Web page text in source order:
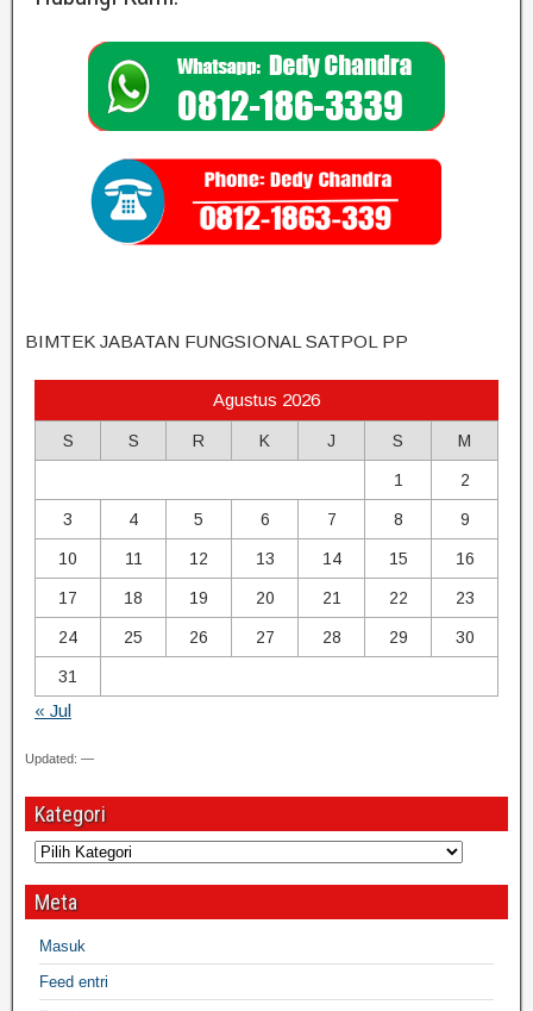
BIMTEK JABATAN FUNGSIONAL SATPOL PP
Agustus 2026
S S R K J S M
1 2
3 4 5 6 7 8 9
10 11 12 13 14 15 16
17 18 19 20 21 22 23
24 25 26 27 28 29 30
31
« Jul
Updated: —
Kategori
Meta
Masuk
Feed entri